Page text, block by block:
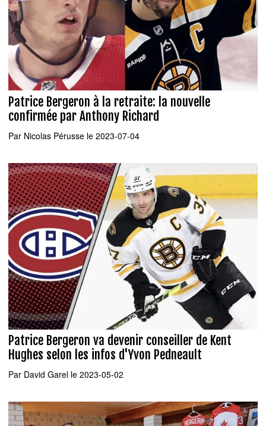
Patrice Bergeron à la retraite: la nouvelle
confirmée par Anthony Richard
Par Nicolas Pérusse le 2023-07-04
Patrice Bergeron va devenir conseiller de Kent
Hughes selon les infos d'Yvon Pedneault
Par David Garel le 2023-05-02